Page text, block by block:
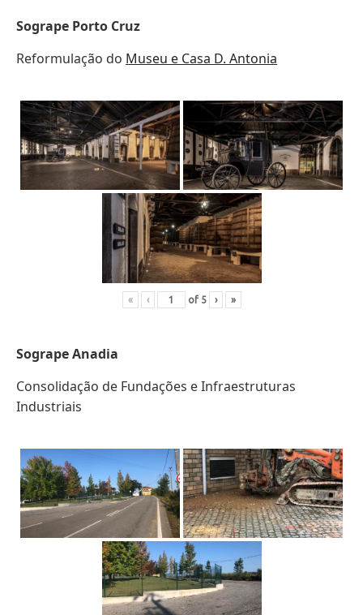
Sogrape Porto Cruz
Reformulação do Museu e Casa D. Antonia
« ‹ of 5 › »
Sogrape Anadia
Consolidação de Fundações e Infraestruturas
Industriais